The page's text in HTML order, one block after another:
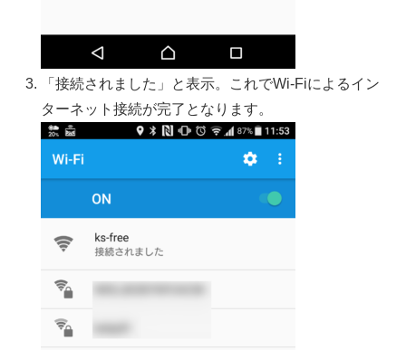
「接続されました」と表示。これでWi-Fiによるイン
ターネット接続が完了となります。